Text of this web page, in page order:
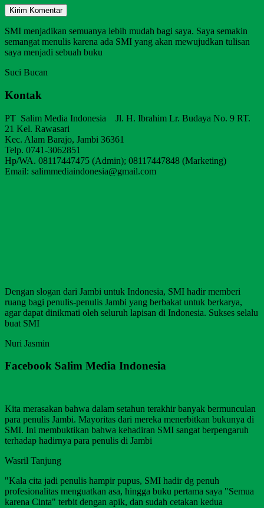
SMI menjadikan semuanya lebih mudah bagi saya. Saya semakin
semangat menulis karena ada SMI yang akan mewujudkan tulisan
saya menjadi sebuah buku
Suci Bucan
Kontak
PT Salim Media Indonesia Jl. H. Ibrahim Lr. Budaya No. 9 RT.
21 Kel. Rawasari
Kec. Alam Barajo, Jambi 36361
Telp. 0741-3062851
Hp/WA. 08117447475 (Admin); 08117447848 (Marketing)
Email: salimmediaindonesia@gmail.com
Dengan slogan dari Jambi untuk Indonesia, SMI hadir memberi
ruang bagi penulis-penulis Jambi yang berbakat untuk berkarya,
agar dapat dinikmati oleh seluruh lapisan di Indonesia. Sukses selalu
buat SMI
Nuri Jasmin
Facebook Salim Media Indonesia
Kita merasakan bahwa dalam setahun terakhir banyak bermunculan
para penulis Jambi. Mayoritas dari mereka menerbitkan bukunya di
SMI. Ini membuktikan bahwa kehadiran SMI sangat berpengaruh
terhadap hadirnya para penulis di Jambi
Wasril Tanjung
"Kala cita jadi penulis hampir pupus, SMI hadir dg penuh
profesionalitas menguatkan asa, hingga buku pertama saya "Semua
karena Cinta" terbit dengan apik, dan sudah cetakan kedua